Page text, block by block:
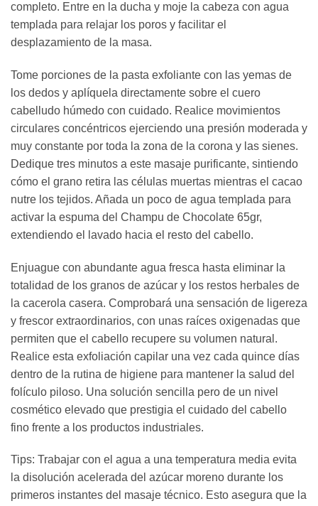
completo. Entre en la ducha y moje la cabeza con agua
templada para relajar los poros y facilitar el
desplazamiento de la masa.
Tome porciones de la pasta exfoliante con las yemas de
los dedos y aplíquela directamente sobre el cuero
cabelludo húmedo con cuidado. Realice movimientos
circulares concéntricos ejerciendo una presión moderada y
muy constante por toda la zona de la corona y las sienes.
Dedique tres minutos a este masaje purificante, sintiendo
cómo el grano retira las células muertas mientras el cacao
nutre los tejidos. Añada un poco de agua templada para
activar la espuma del Champu de Chocolate 65gr,
extendiendo el lavado hacia el resto del cabello.
Enjuague con abundante agua fresca hasta eliminar la
totalidad de los granos de azúcar y los restos herbales de
la cacerola casera. Comprobará una sensación de ligereza
y frescor extraordinarios, con unas raíces oxigenadas que
permiten que el cabello recupere su volumen natural.
Realice esta exfoliación capilar una vez cada quince días
dentro de la rutina de higiene para mantener la salud del
folículo piloso. Una solución sencilla pero de un nivel
cosmético elevado que prestigia el cuidado del cabello
fino frente a los productos industriales.
Tips: Trabajar con el agua a una temperatura media evita
la disolución acelerada del azúcar moreno durante los
primeros instantes del masaje técnico. Esto asegura que la